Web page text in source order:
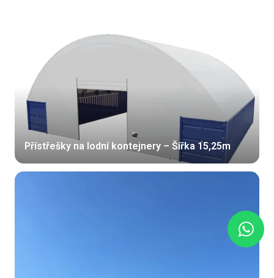
Přístřešky na lodní kontejnery – Šířka 15,25m